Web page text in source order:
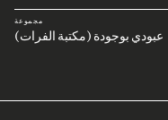
مجموعة
عبودي بوجودة (مكتبة الفرات)